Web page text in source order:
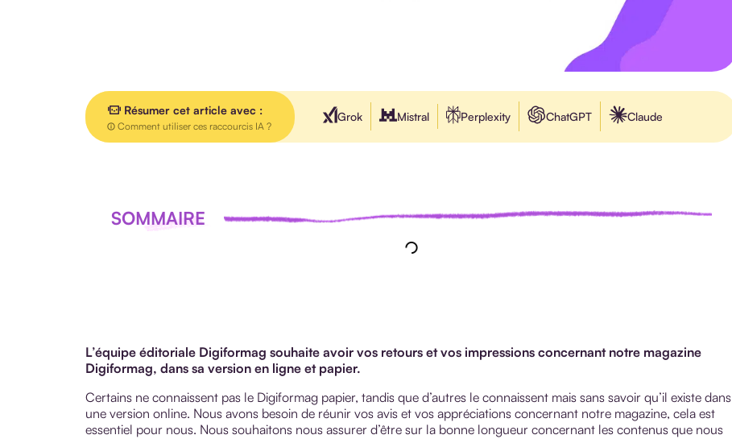
Résumer cet article avec :
Comment utiliser ces raccourcis IA ?
Grok Mistral Perplexity ChatGPT Claude
SOMMAIRE
L’équipe éditoriale Digiformag souhaite avoir vos retours et vos impressions concernant notre magazine
Digiformag, dans sa version en ligne et papier.
Certains ne connaissent pas le Digiformag papier, tandis que d’autres le connaissent mais sans savoir qu’il existe dans
une version online. Nous avons besoin de réunir vos avis et vos appréciations concernant notre magazine, cela est
essentiel pour nous. Nous souhaitons nous assurer d’être sur la bonne longueur concernant les contenus que nous